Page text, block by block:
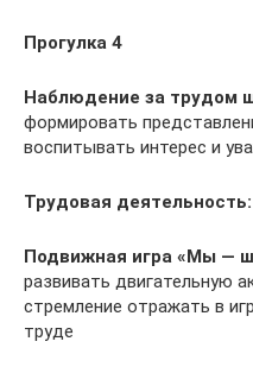
Прогулка 4
Наблюдение за трудом
формировать
воспитывать интерес и
Трудовая деятельность:
Подвижная игра «Мы —
развивать двигательную
стремление отражать в
труде